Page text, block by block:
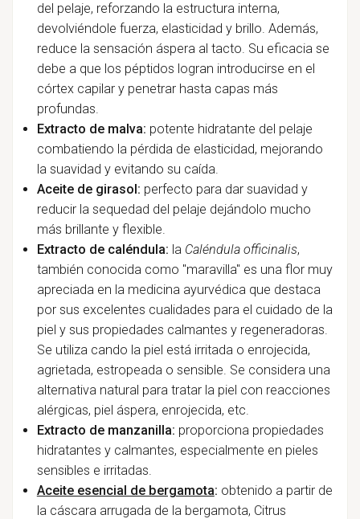
del pelaje, reforzando la estructura interna,
devolviéndole fuerza, elasticidad y brillo. Además,
reduce la sensación áspera al tacto. Su eficacia se
debe a que los péptidos logran introducirse en el
córtex capilar y penetrar hasta capas más
profundas.
Extracto de malva: potente hidratante del pelaje
combatiendo la pérdida de elasticidad, mejorando
la suavidad y evitando su caída.
Aceite de girasol: perfecto para dar suavidad y
reducir la sequedad del pelaje dejándolo mucho
más brillante y flexible.
Extracto de caléndula: la Caléndula officinalis,
también conocida como "maravilla" es una flor muy
apreciada en la medicina ayurvédica que destaca
por sus excelentes cualidades para el cuidado de la
piel y sus propiedades calmantes y regeneradoras.
Se utiliza cando la piel está irritada o enrojecida,
agrietada, estropeada o sensible. Se considera una
alternativa natural para tratar la piel con reacciones
alérgicas, piel áspera, enrojecida, etc.
Extracto de manzanilla: proporciona propiedades
hidratantes y calmantes, especialmente en pieles
sensibles e irritadas.
Aceite esencial de bergamota: obtenido a partir de
la cáscara arrugada de la bergamota, Citrus